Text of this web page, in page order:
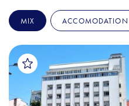
MIX ACCOMODATION